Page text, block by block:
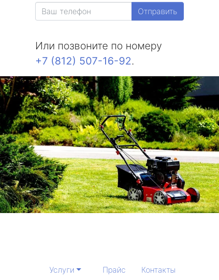
Отправить
Или позвоните по номеру
+7 (812) 507-16-92.
Услуги Прайс Контакты